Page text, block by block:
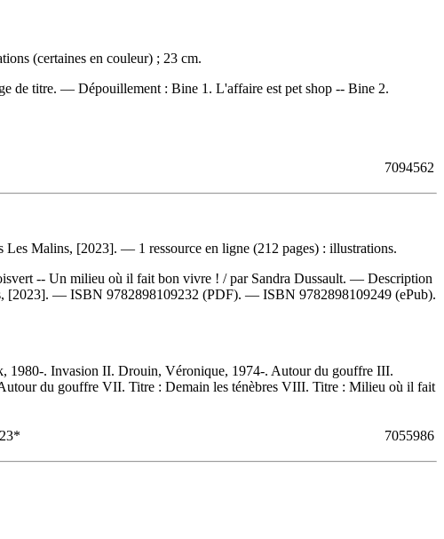
(certaines en couleur) ; 23 cm.
de titre. — Dépouillement : Bine 1. L'affaire est pet shop -- Bine 2.
7094562
Malins, [2023]. — 1 ressource en ligne (212 pages) : illustrations.
-- Un milieu où il fait bon vivre ! / par Sandra Dussault. — Description
[2023]. — ISBN 9782898109232 (PDF). — ISBN 9782898109249 (ePub).
1980-. Invasion II. Drouin, Véronique, 1974-. Autour du gouffre III.
du gouffre VII. Titre : Demain les ténèbres VIII. Titre : Milieu où il fait
7055986